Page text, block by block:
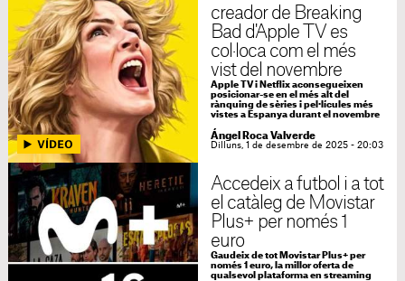
creador de Breaking
Bad d'Apple TV es
col·loca com el més
vist del novembre
Apple TV i Netflix aconsegueixen
posicionar-se en el més alt del
rànquing de sèries i pel·lícules més
vistes a Espanya durant el novembre
Ángel Roca Valverde
Dilluns, 1 de desembre de 2025 - 20:03
Accedeix a futbol i a tot
el catàleg de Movistar
Plus+ per només 1
euro
Gaudeix de tot Movistar Plus+ per
només 1 euro, la millor oferta de
qualsevol plataforma en streaming